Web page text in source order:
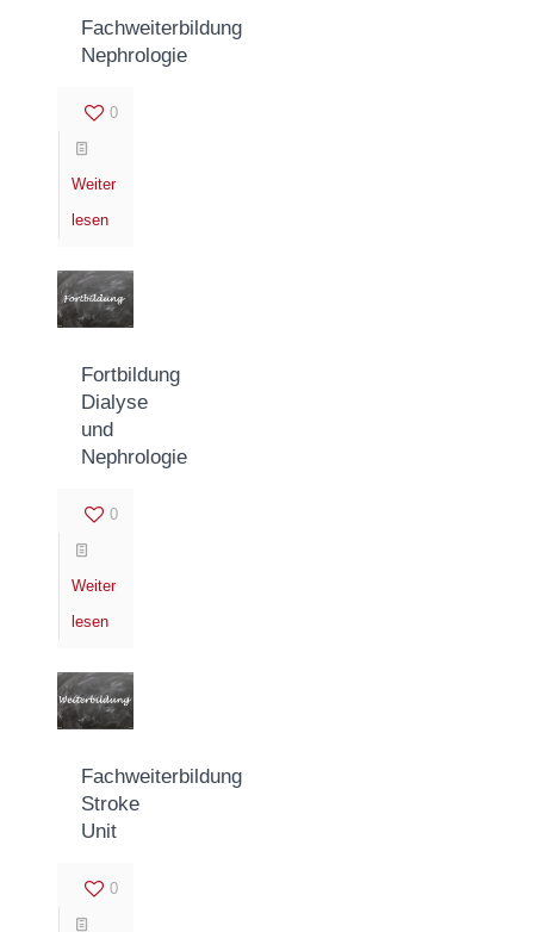
Fachweiterbildung
Nephrologie
0
Weiter
lesen
Fortbildung
Dialyse
und
Nephrologie
0
Weiter
lesen
Fachweiterbildung
Stroke
Unit
0